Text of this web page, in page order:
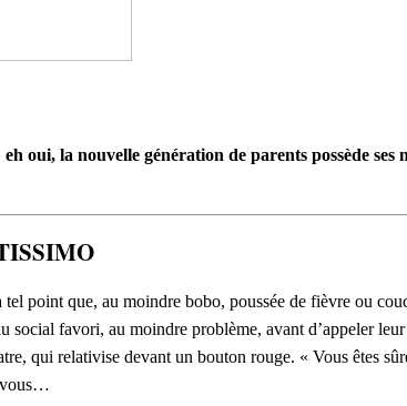
oui, la nouvelle génération de parents possède ses
point que, au moindre bobo, poussée de fièvre ou
social favori, au moindre problème, avant d’appeler
qui relativise devant un bouton rouge. « Vous êtes
vous…